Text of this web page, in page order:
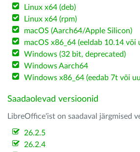
Linux x64 (deb)
Linux x64 (rpm)
macOS (Aarch64/Apple Silicon)
macOS x86_64 (eeldab 10.14 või
Windows (32 bit, deprecated)
Windows Aarch64
Windows x86_64 (eedab 7t või
Saadaolevad versioonid
LibreOffice'ist on saadaval järgmised
26.2.5
26.2.4